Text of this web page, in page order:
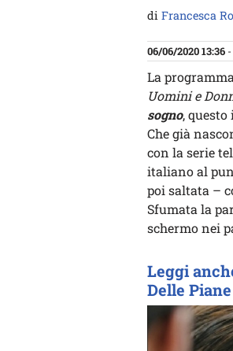
di Francesca
06/06/2020 13:36
La
Uomini e
sogno,
Che già
con la serie
italiano al
poi saltata –
Sfumata la
schermo nei
Leggi
Delle